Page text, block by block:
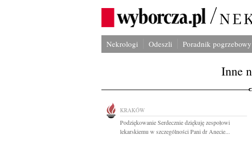
Nekrologi Odeszli Poradnik pogrzebowy
Inne
KRAKÓW
Podziękowanie Serdecznie dziękuję zespołowi
lekarskiemu w szczególności Pani dr Anecie...